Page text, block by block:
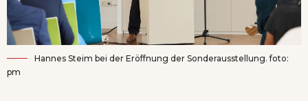
Hannes Steim bei der Eröffnung der Sonderausstellung. foto:
pm